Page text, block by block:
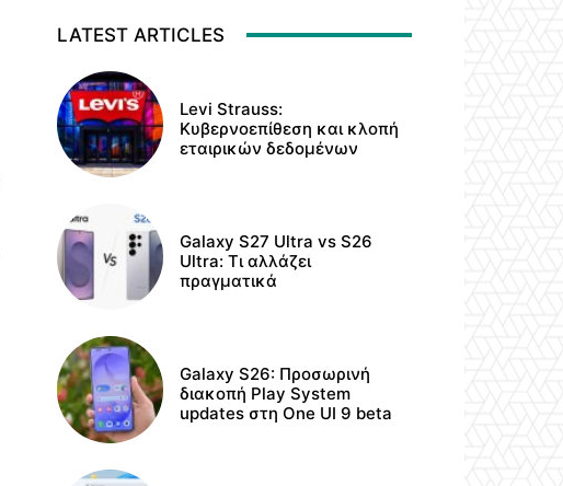
LATEST ARTICLES
Levi Strauss:
Κυβερνοεπίθεση και κλοπή
εταιρικών δεδομένων
Galaxy S27 Ultra vs S26
Ultra: Τι αλλάζει
πραγματικά
Galaxy S26: Προσωρινή
διακοπή Play System
updates στη One UI 9 beta